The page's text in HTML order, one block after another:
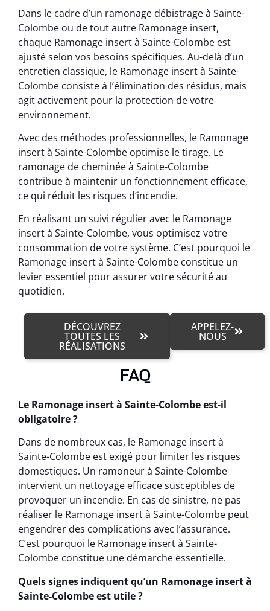
Dans le cadre d’un ramonage débistrage à Sainte-
Colombe ou de tout autre Ramonage insert,
chaque Ramonage insert à Sainte-Colombe est
ajusté selon vos besoins spécifiques. Au-delà d’un
entretien classique, le Ramonage insert à Sainte-
Colombe consiste à l’élimination des résidus, mais
agit activement pour la protection de votre
environnement.
Avec des méthodes professionnelles, le Ramonage
insert à Sainte-Colombe optimise le tirage. Le
ramonage de cheminée à Sainte-Colombe
contribue à maintenir un fonctionnement efficace,
ce qui réduit les risques d’incendie.
En réalisant un suivi régulier avec le Ramonage
insert à Sainte-Colombe, vous optimisez votre
consommation de votre système. C’est pourquoi le
Ramonage insert à Sainte-Colombe constitue un
levier essentiel pour assurer votre sécurité au
quotidien.
DÉCOUVREZ
TOUTES LES
RÉALISATIONS
APPELEZ-
NOUS
FAQ
Le Ramonage insert à Sainte-Colombe est-il
obligatoire ?
Dans de nombreux cas, le Ramonage insert à
Sainte-Colombe est exigé pour limiter les risques
domestiques. Un ramoneur à Sainte-Colombe
intervient un nettoyage efficace susceptibles de
provoquer un incendie. En cas de sinistre, ne pas
réaliser le Ramonage insert à Sainte-Colombe peut
engendrer des complications avec l’assurance.
C’est pourquoi le Ramonage insert à Sainte-
Colombe constitue une démarche essentielle.
Quels signes indiquent qu’un Ramonage insert à
Sainte-Colombe est utile ?